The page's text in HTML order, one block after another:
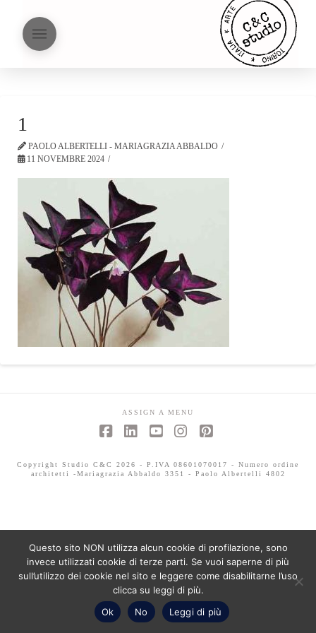
1
PAOLO ALBERTELLI - MARIAGRAZIA ABBALDO
11 NOVEMBRE 2024
ASSIGN A MENU
Copyright Studio C&C 2026 - P.IVA 08601070017 - Numero ordine
architetti -Mariagrazia Abbaldo 3351 - Paolo Albertelli 4802
Questo sito NON utilizza alcun cookie di profilazione, sono
invece utilizzati cookie di terze parti. Se vuoi saperne di più
sull’utilizzo dei cookie nel sito e leggere come disabilitarne l’uso
clicca su leggi di più.
Ok
No Leggi di più